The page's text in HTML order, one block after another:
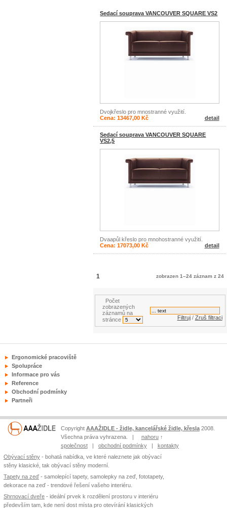
Sedací souprava VANCOUVER SQUARE VS2
Dvojkřeslo pro mnostranné využití.
detail
Cena: 13467,00 Kč
Sedací souprava VANCOUVER SQUARE
VS2,5
Dvaapůl křeslo pro mnohostranné využití.
detail
Cena: 17073,00 Kč
1 zobrazen 1–24 záznam z 24
Počet
zobrazených
záznamů na
stránce
Filtruj/ Zruš filtraci
Ergonomické pracoviště
Spolupráce
Informace pro vás
Reference
Obchodní podmínky
Partneři
Copyright AAAŽIDLE - židle, kancelářské židle, křesla2008.
Všechna práva vyhrazena. | nahoru↑
společnost| obchodní podmínky| kontakty
Obývací stěny - bohatá nabídka, ve které naleznete jak obývací
stěny klasické, tak obývací stěny moderní.
Tapety na zeď - samolepící tapety, samolepky na zeď, fototapety,
dekorace na zeď - trendové řešení vašeho interiéru.
Shrnovací dveře - ideální prvek k rozdělení prostoru v interiéru
především tam, kde není dost místa pro otevírání klasických